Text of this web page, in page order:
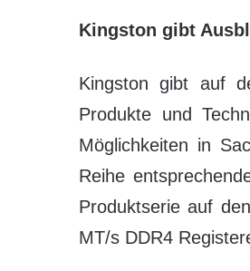
Kingston gibt
Kingston gibt auf
Produkte und
Möglichkeiten in
Reihe
Produktserie auf
MT/s DDR4